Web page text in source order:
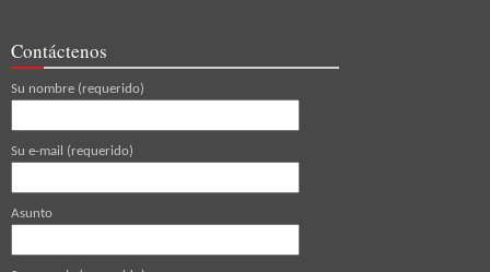
Contáctenos
Su nombre (requerido)
Su e-mail (requerido)
Asunto